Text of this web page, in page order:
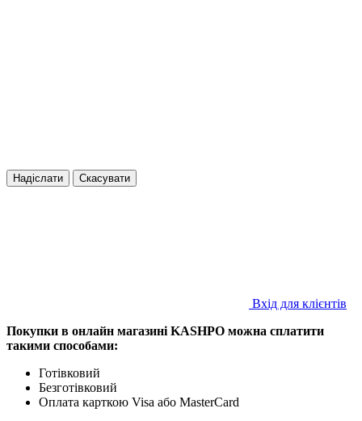
Надіслати Скасувати
Вхід для клієнтів
Покупки в онлайн магазині KASHPO можна сплатити
такими способами:
Готівковий
Безготівковий
Оплата карткою Visa або MasterCard